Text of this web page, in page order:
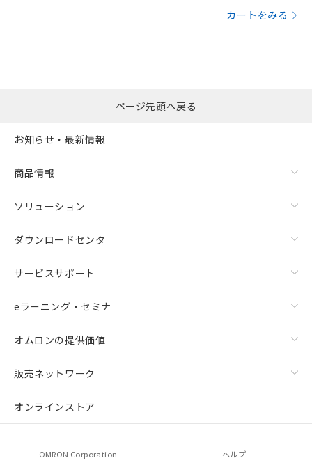
カートをみる
ページ先頭へ戻る
お知らせ・最新情報
商品情報
ソリューション
ダウンロードセンタ
サービスサポート
eラーニング・セミナ
オムロンの提供価値
販売ネットワーク
オンラインストア
OMRON Corporation ヘルプ